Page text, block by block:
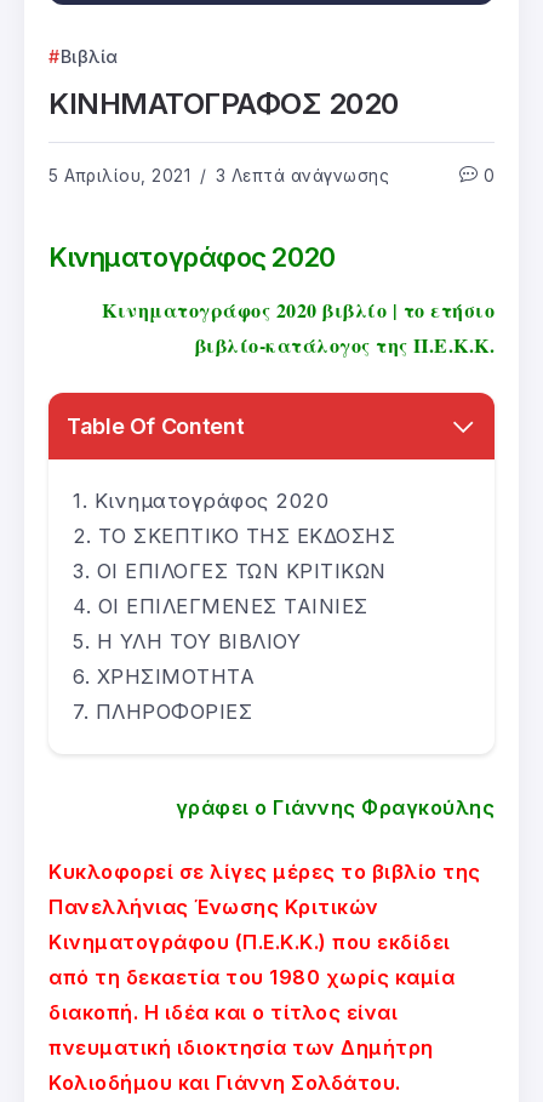
Βιβλία
ΚΙΝΗΜΑΤΟΓΡΑΦΟΣ 2020
5 Απριλίου, 2021 3 Λεπτά ανάγνωσης 0
Κινηματογράφος 2020
Κινηματογράφος 2020 βιβλίο | το ετήσιο
βιβλίο-κατάλογος της Π.Ε.Κ.Κ.
Table Of Content
Κινηματογράφος 2020
ΤΟ ΣΚΕΠΤΙΚΟ ΤΗΣ ΕΚΔΟΣΗΣ
ΟΙ ΕΠΙΛΟΓΕΣ ΤΩΝ ΚΡΙΤΙΚΩΝ
ΟΙ ΕΠΙΛΕΓΜΕΝΕΣ ΤΑΙΝΙΕΣ
Η ΥΛΗ ΤΟΥ ΒΙΒΛΙΟΥ
ΧΡΗΣΙΜΟΤΗΤΑ
ΠΛΗΡΟΦΟΡΙΕΣ
γράφει ο Γιάννης Φραγκούλης
Κυκλοφορεί σε λίγες μέρες το βιβλίο της
Πανελλήνιας Ένωσης Κριτικών
Κινηματογράφου (Π.Ε.Κ.Κ.) που εκδίδει
από τη δεκαετία του 1980 χωρίς καμία
διακοπή. Η ιδέα και ο τίτλος είναι
πνευματική ιδιοκτησία των Δημήτρη
Κολιοδήμου και Γιάννη Σολδάτου.